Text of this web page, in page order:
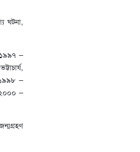
ঘটনা,
১৯৯৭ –
–
২০০০ –